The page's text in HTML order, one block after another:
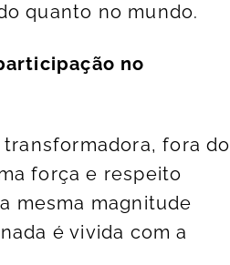
quanto no mundo.
no
fora do
força e respeito
mesma magnitude
é vivida com a